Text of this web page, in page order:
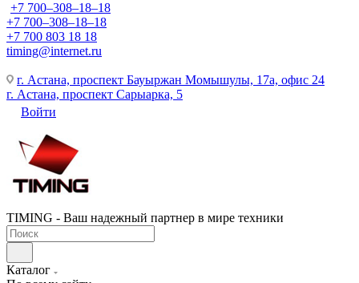
+7 700‒308‒18‒18
+7 700‒308‒18‒18
+7 700 803 18 18
timing@internet.ru
г. Астана, проспект Бауыржан Момышулы, 17а, офис 24
г. Астана, проспект Сарыарка, 5
Войти
TIMING - Ваш надежный партнер в мире техники
Каталог